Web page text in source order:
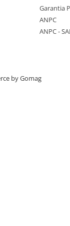
Garantia
ANPC
ANPC -
by Gomag